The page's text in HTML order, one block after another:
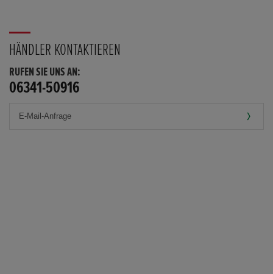
HÄNDLER KONTAKTIEREN
RUFEN SIE UNS AN:
06341-50916